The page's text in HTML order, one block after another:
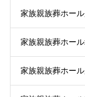
家族親族葬ホー
家族親族葬ホー
家族親族葬ホー